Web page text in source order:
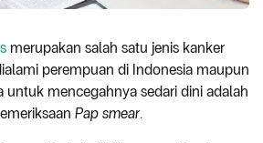
merupakan salah satu jenis kanker
perempuan di Indonesia maupun
untuk mencegahnya sedari dini adalah
Pap smear.